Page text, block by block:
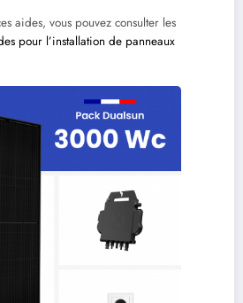
aides, vous pouvez consulter les
pour l’installation de panneaux